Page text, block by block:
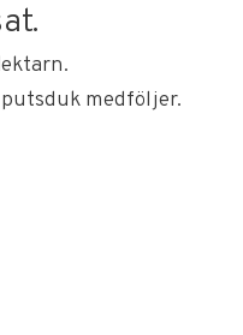
medföljer.